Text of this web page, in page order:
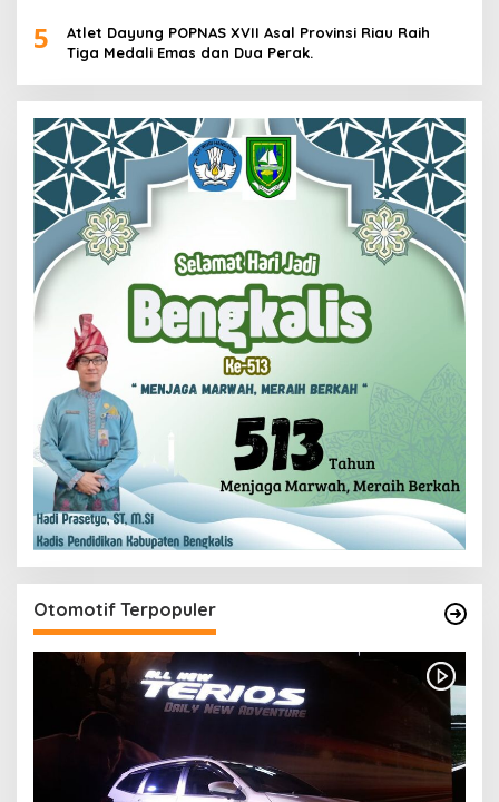
5
Atlet Dayung POPNAS XVII Asal Provinsi Riau Raih
Tiga Medali Emas dan Dua Perak.
Otomotif Terpopuler